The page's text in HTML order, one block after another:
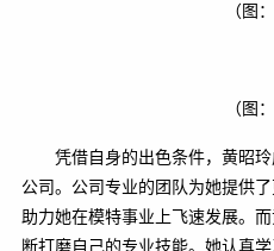
（图
（图
凭借自身的出色条件，黄昭
公司。公司专业的团队为她提供
助力她在模特事业上飞速发展。
断打磨自己的专业技能。她认真